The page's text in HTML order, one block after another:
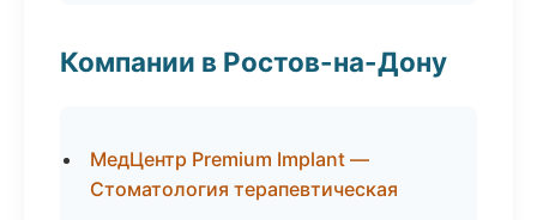
Компании в Ростов-на-Дону
МедЦентр Premium Implant —
Стоматология терапевтическая